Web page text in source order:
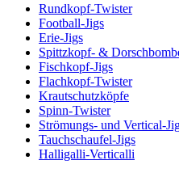
Rundkopf-Twister
Football-Jigs
Erie-Jigs
Spittzkopf- &
Fischkopf-Jigs
Flachkopf-Twister
Krautschutzköpfe
Spinn-Twister
Strömungs- und Vertical-
Tauchschaufel-Jigs
Halligalli-Verticalli